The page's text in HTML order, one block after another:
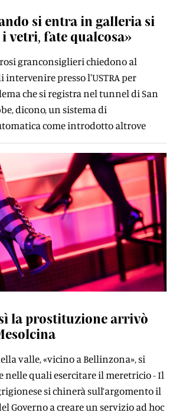
si entra in galleria si
vetri, fate qualcosa»
granconsiglieri chiedono al
intervenire presso l'USTRA per
che si registra nel tunnel di San
dicono, un sistema di
come introdotto altrove
la prostituzione arrivò
valle, «vicino a Bellinzona», si
nelle quali esercitare il meretricio - Il
si chinerà sull’argomento il
Governo a creare un servizio ad hoc